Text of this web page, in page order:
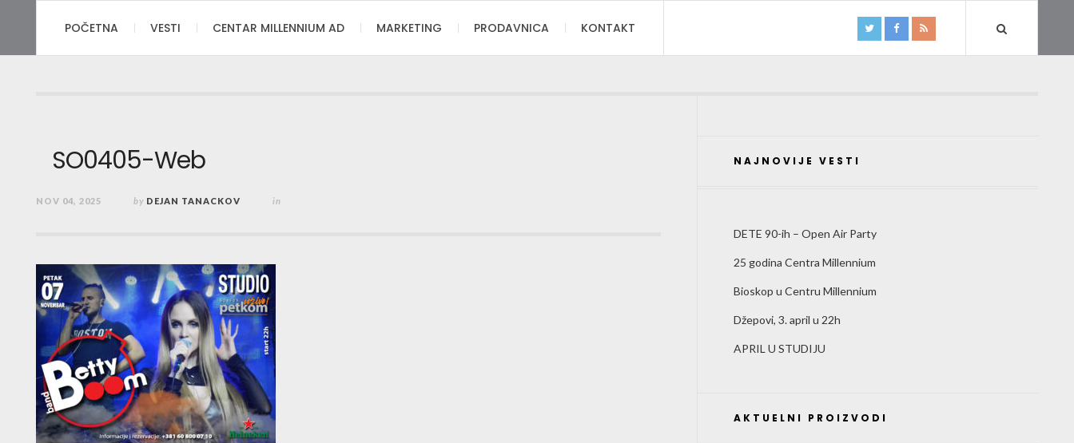
POČETNA VESTI CENTAR MILLENNIUM AD MARKETING PRODAVNICA KONTAKT
SO0405-Web
NOV 04, 2025 by DEJAN TANACKOV in
NAJNOVIJE VESTI
DETE 90-ih – Open Air Party
25 godina Centra Millennium
Bioskop u Centru Millennium
Džepovi, 3. april u 22h
APRIL U STUDIJU
AKTUELNI PROIZVODI